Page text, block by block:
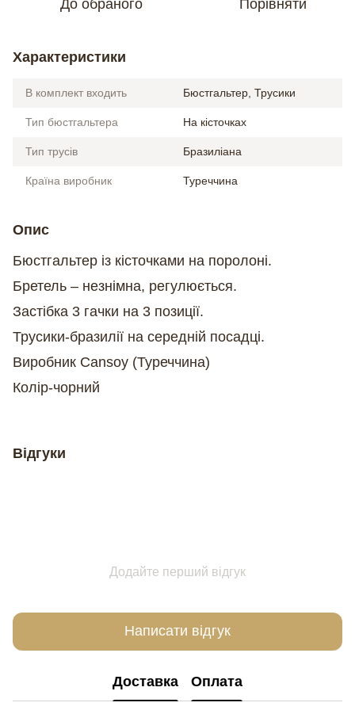
До обраного Порівняти
Характеристики
В комплект входить Бюстгальтер, Трусики
Тип бюстгальтера На кісточках
Тип трусів Бразиліана
Країна виробник Туреччина
Опис
Бюстгальтер із кісточками на поролоні.
Бретель – незнімна, регулюється.
Застібка 3 гачки на 3 позиції.
Трусики-бразилії на середній посадці.
Виробник Cansoy (Туреччина)
Колір-чорний
Відгуки
Додайте перший відгук
Написати відгук
Доставка Оплата